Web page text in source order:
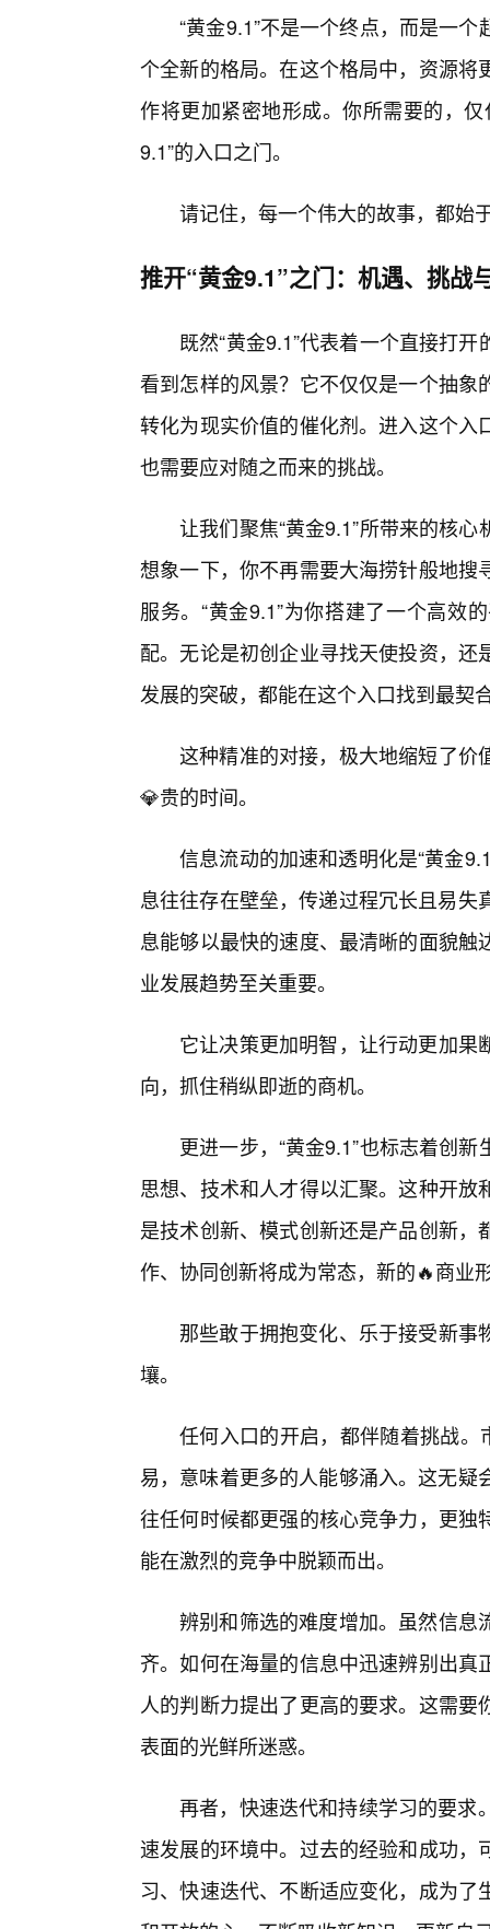
“黄金9.1”不是一个终点，而是一
个全新的格局。在这个格局中，资源
作将更加紧密地形成。你所需要的，
9.1”的入口之门。
请记住，每一个伟大的故事，都始
推开“黄金9.1”之门：机遇、挑战
既然“黄金9.1”代表着一个直接打
看到怎样的风景？它不仅仅是一个抽
转化为现实价值的催化剂。进入这个
也需要应对随之而来的挑战。
让我们聚焦“黄金9.1”所带来的核
想象一下，你不再需要大海捞针般地
服务。“黄金9.1”为你搭建了一个高效
配。无论是初创企业寻找天使投资，
发展的突破，都能在这个入口找到最契
这种精准的对接，极大地缩短了价
💎贵的时间。
信息流动的加速和透明化是“黄金
息往往存在壁垒，传递过程冗长且易失
息能够以最快的速度、最清晰的面貌
业发展趋势至关重要。
它让决策更加明智，让行动更加
向，抓住稍纵即逝的商机。
更进一步，“黄金9.1”也标志着创
思想、技术和人才得以汇聚。这种开
是技术创新、模式创新还是产品创新
作、协同创新将成为常态，新的🔥商业
那些敢于拥抱变化、乐于接受新
壤。
任何入口的开启，都伴随着挑战。
易，意味着更多的人能够涌入。这无
往任何时候都更强的核心竞争力，更
能在激烈的竞争中脱颖而出。
辨别和筛选的难度增加。虽然信息
齐。如何在海量的信息中迅速辨别出
人的判断力提出了更高的要求。这需
表面的光鲜所迷惑。
再者，快速迭代和持续学习的要求
速发展的环境中。过去的经验和成功
习、快速迭代、不断适应变化，成为